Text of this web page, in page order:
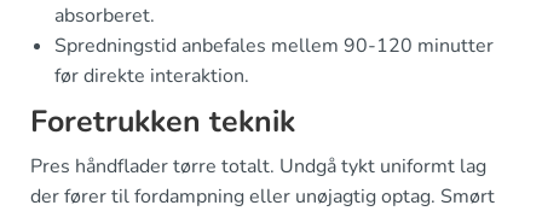
absorberet.
Spredningstid anbefales mellem 90-120 minutter
før direkte interaktion.
Foretrukken teknik
Pres håndflader tørre totalt. Undgå tykt uniformt lag
der fører til fordampning eller unøjagtig optag. Smørt